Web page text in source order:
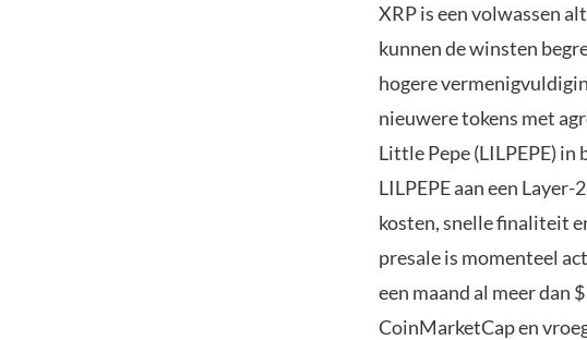
XRP is een volwassen
kunnen de winsten
hogere
nieuwere tokens met
Little Pepe (LILPEPE)
LILPEPE aan een
kosten, snelle finaliteit
presale is momenteel
een maand al meer dan
CoinMarketCap en